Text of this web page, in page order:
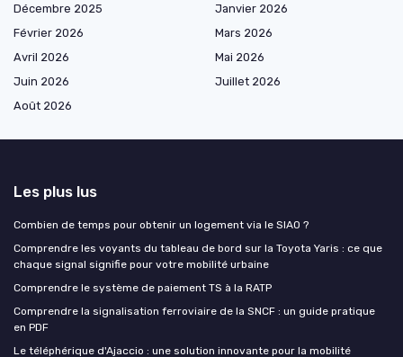
Décembre 2025
Janvier 2026
Février 2026
Mars 2026
Avril 2026
Mai 2026
Juin 2026
Juillet 2026
Août 2026
Les plus lus
Combien de temps pour obtenir un logement via le SIAO ?
Comprendre les voyants du tableau de bord sur la Toyota Yaris : ce que
chaque signal signifie pour votre mobilité urbaine
Comprendre le système de paiement TS à la RATP
Comprendre la signalisation ferroviaire de la SNCF : un guide pratique
en PDF
Le téléphérique d'Ajaccio : une solution innovante pour la mobilité